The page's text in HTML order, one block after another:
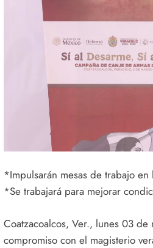
*Impulsarán mesas de trabajo
*Se trabajará para mejorar
Coatzacoalcos, Ver., lunes 03
compromiso con el magisterio